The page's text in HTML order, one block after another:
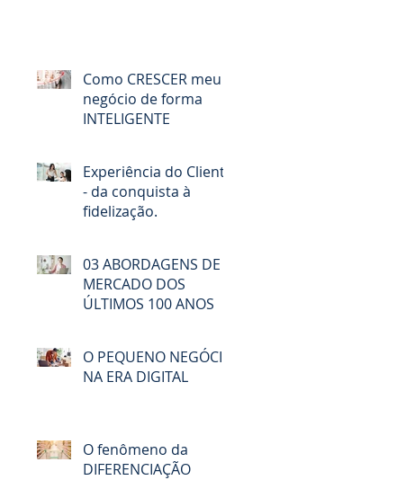
Como CRESCER meu
negócio de forma
INTELIGENTE
Experiência do Cliente
- da conquista à
fidelização.
03 ABORDAGENS DE
MERCADO DOS
ÚLTIMOS 100 ANOS
O PEQUENO NEGÓCIO
NA ERA DIGITAL
O fenômeno da
DIFERENCIAÇÃO